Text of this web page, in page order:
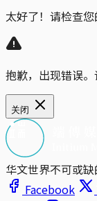
太好了！请检查您
抱歉，出现错误。
关闭
华文世界不可或
Facebook